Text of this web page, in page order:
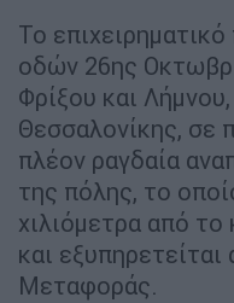
Το
οδών 26ης
Φρίξου και
Θεσσαλονίκης, σε
πλέον ραγδαία
της πόλης, το
χιλιόμετρα από
και
Μεταφοράς.